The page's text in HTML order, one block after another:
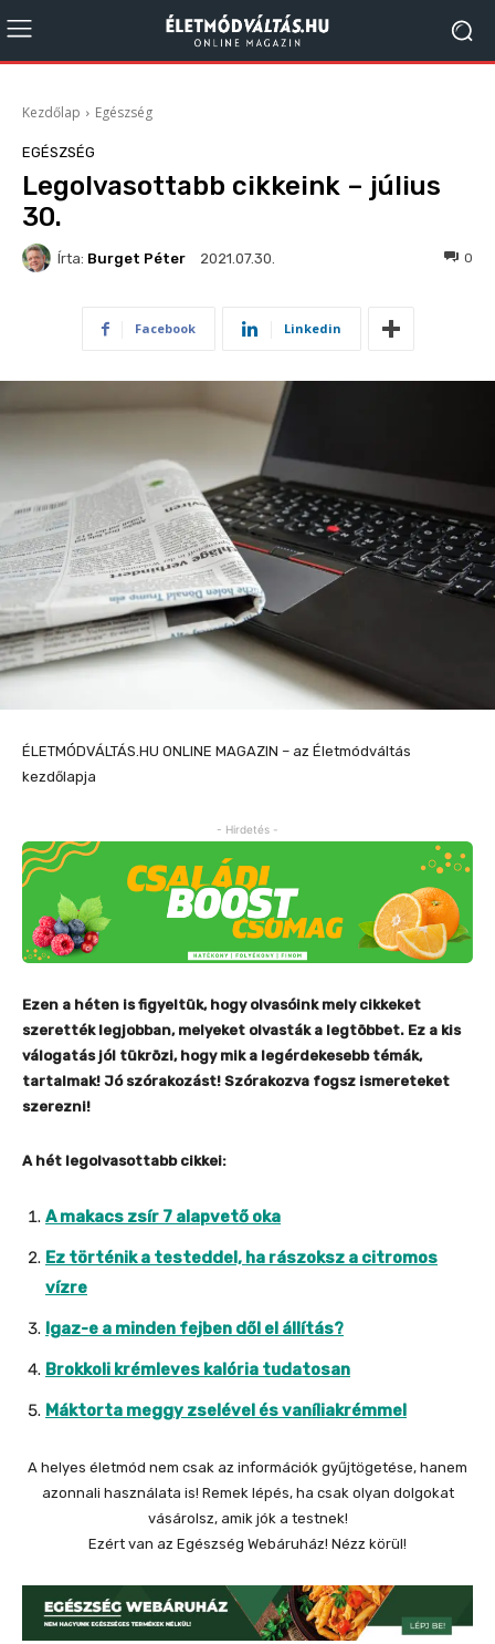
Kezdőlap Egészség
EGÉSZSÉG
Legolvasottabb cikkeink – július
30.
Írta: Burget Péter 2021.07.30. 0
Facebook Linkedin
ÉLETMÓDVÁLTÁS.HU ONLINE MAGAZIN – az Életmódváltás
kezdőlapja
- Hirdetés -
Ezen a héten is figyeltük, hogy olvasóink mely cikkeket
szerették legjobban, melyeket olvasták a legtöbbet. Ez a kis
válogatás jól tükrözi, hogy mik a legérdekesebb témák,
tartalmak! Jó szórakozást! Szórakozva fogsz ismereteket
szerezni!
A hét legolvasottabb cikkei:
A makacs zsír 7 alapvető oka
Ez történik a testeddel, ha rászoksz a citromos
vízre
Igaz-e a minden fejben dől el állítás?
Brokkoli krémleves kalória tudatosan
Máktorta meggy zselével és vaníliakrémmel
A helyes életmód nem csak az információk gyűjtögetése, hanem
azonnali használata is! Remek lépés, ha csak olyan dolgokat
vásárolsz, amik jók a testnek!
Ezért van az Egészség Webáruház! Nézz körül!